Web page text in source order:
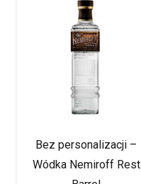
Bez personalizacji –
Wódka Nemiroff Rest